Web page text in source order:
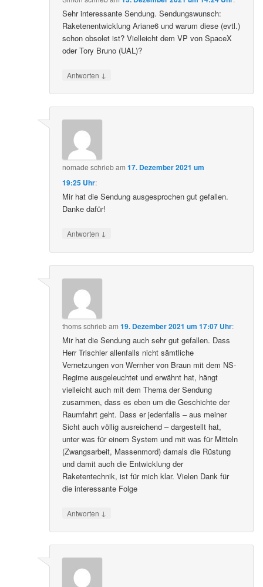
Sehr interessante Sendung. Sendungswunsch:
Raketenentwicklung Ariane6 und warum diese (evtl.)
schon obsolet ist? Vielleicht dem VP von SpaceX
oder Tory Bruno (UAL)?
Antworten ↓
nomade schriebam17. Dezember 2021 um
19:25 Uhr:
Mir hat die Sendung ausgesprochen gut gefallen.
Danke dafür!
Antworten ↓
thomsschriebam19. Dezember 2021 um 17:07 Uhr:
Mir hat die Sendung auch sehr gut gefallen. Dass
Herr Trischler allenfalls nicht sämtliche
Vernetzungen von Wernher von Braun mit dem NS-
Regime ausgeleuchtet und erwähnt hat, hängt
vielleicht auch mit dem Thema der Sendung
zusammen, dass es eben um die Geschichte der
Raumfahrt geht. Dass er jedenfalls – aus meiner
Sicht auch völlig ausreichend – dargestellt hat,
unter was für einem System und mit was für Mitteln
(Zwangsarbeit, Massenmord) damals die Rüstung
und damit auch die Entwicklung der
Raketentechnik, ist für mich klar. Vielen Dank für
die interessante Folge
Antworten ↓